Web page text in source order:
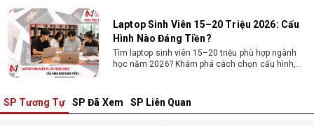
Laptop Sinh Viên 15–20 Triệu 2026: Cấu
Hình Nào Đáng Tiền?
Tìm laptop sinh viên 15–20 triệu phù hợp ngành
học năm 2026? Khám phá cách chọn cấu hình,
Tổng hợp 7 laptop sinh viên dưới 15 triệu
nên mua
SP Tương Tự SP Đã Xem SP Liên Quan